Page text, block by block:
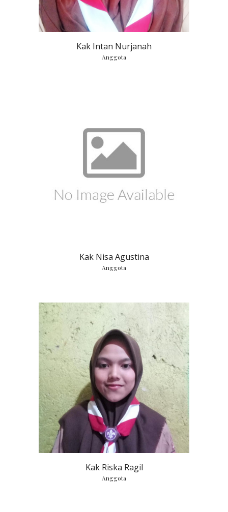
Kak Intan Nurjanah
Anggota
Kak Nisa Agustina
Anggota
Kak Riska Ragil
Anggota